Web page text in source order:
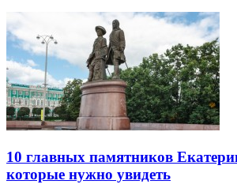
10 главных памятников
которые нужно увидеть